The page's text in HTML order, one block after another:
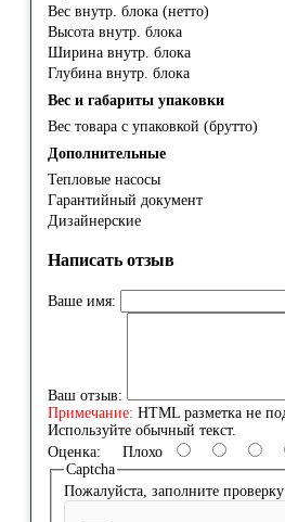
Вес внутр. блока (нетто)
Высота внутр. блока
Ширина внутр. блока
Глубина внутр. блока
Вес и габариты упаковки
Вес товара с упаковкой (брутто)
Дополнительные
Тепловые насосы
Гарантийный документ
Дизайнерские
Написать отзыв
Ваше имя:
Ваш отзыв:
Примечание: HTML разметка не
Используйте обычный текст.
Оценка: Плохо
Captcha
Пожалуйста, заполните